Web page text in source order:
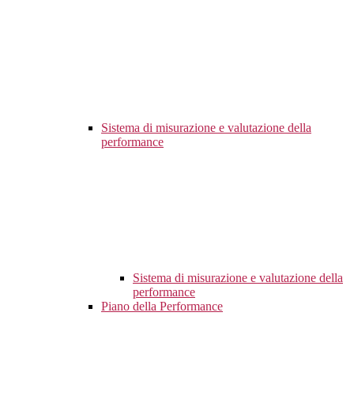
Sistema di misurazione e valutazione della
performance
Sistema di misurazione e valutazione della
performance
Piano della Performance